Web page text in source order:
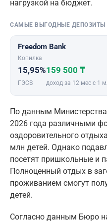
нагрузкой на бюджет.
САМЫЕ ВЫГОДНЫЕ ДЕПОЗИТЫ
Freedom Bank
Копилка
15,95%
ГЭСВ
159 500 ₸
доход за 12 мес с 1
По данным
2026 года различными
оздоровительного
млн детей. Однако
посетят пришкольные и
Полноценный отдых в
проживанием смогут
детей.
Согласно данным Бюро